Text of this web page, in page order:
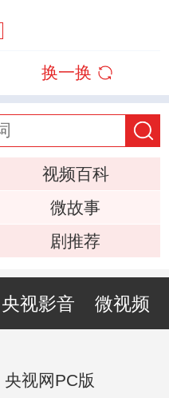
换一换
视频百科
微故事
剧推荐
央视影音 微视频
央视网PC版